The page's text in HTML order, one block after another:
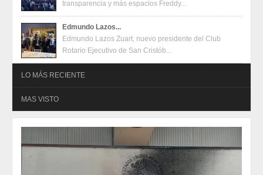
transparencia y más espacios Freddy...
Edmundo Lazos...
Edmundo Lazos Zuart, nuevo presidente del Club
Rotario Ejecutivo de San Cristób...
LO MÁS RECIENTE
2026-08-04
Juventudes de San Cristóbal construyen propuestas para un
festival con enfoque en salud mental, inclusión y talento
MAS VISTO
Oferta en terminales Mercado Pago